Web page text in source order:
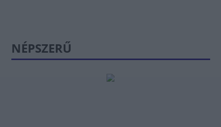
NÉPSZERŰ